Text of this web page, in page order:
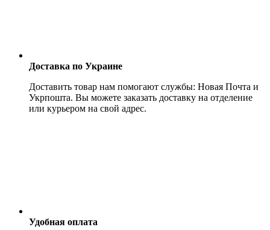
Доставка по Украине
Доставить товар нам помогают службы: Новая Почта и
Укрпошта. Вы можете заказать доставку на отделение
или курьером на свой адрес.
Удобная оплата